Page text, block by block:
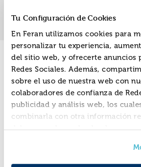
Tu Configuración de Cookies
En Feran utilizamos cookies para
personalizar tu experiencia,
del sitio web, y ofrecerte anuncios
Redes Sociales. Además,
sobre el uso de nuestra web con
colaboradores de confianza de
publicidad y análisis web, los
combinarla con otra información
del uso que hayas hecho de sus
consentimiento en cualquier
información consulta laPolítica de
Promociones